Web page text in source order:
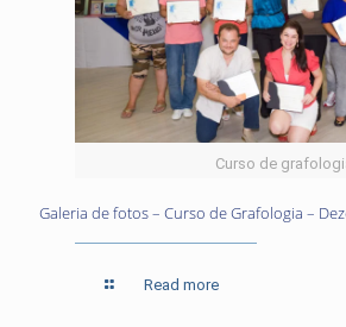
Curso de
Galeria de fotos – Curso de Grafologia –
Read more